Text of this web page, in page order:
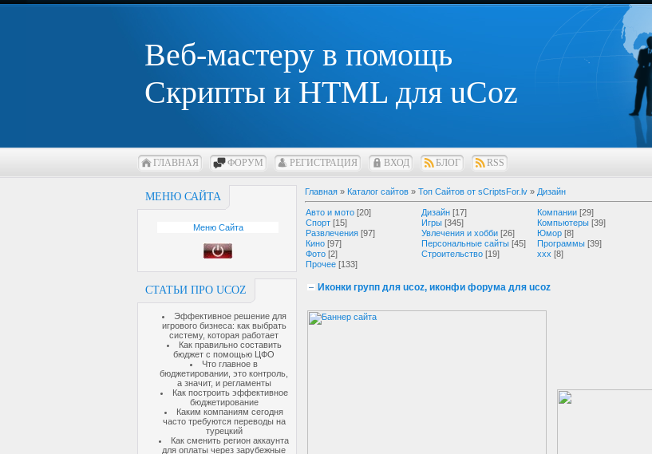
Веб-мастеру в помощь
Скрипты и HTML для uCoz
ГЛАВНАЯ ФОРУМ РЕГИСТРАЦИЯ ВХОД БЛОГ RSS
МЕНЮ САЙТА
Меню Сайта
СТАТЬИ ПРО UCOZ
Эффективное решение для
игрового бизнеса: как выбрать
систему, которая работает
Как правильно составить
бюджет с помощью ЦФО
Что главное в
бюджетировании, это контроль,
а значит, и регламенты
Как построить эффективное
бюджетирование
Каким компаниям сегодня
часто требуются переводы на
турецкий
Как сменить регион аккаунта
для оплаты через зарубежные
Главная » Каталог сайтов » Топ Сайтов от sCriptsFor.lv » Дизайн
Авто и мото [20] Дизайн [17] Компании [29]
Спорт [15] Игры [345] Компьютеры [39]
Развлечения [97] Увлечения и хобби [26] Юмор [8]
Кино [97] Персональные сайты [45] Программы [39]
Фото [2] Строительство [19] ххх [8]
Прочее [133]
Иконки групп для ucoz, иконфи форума для ucoz